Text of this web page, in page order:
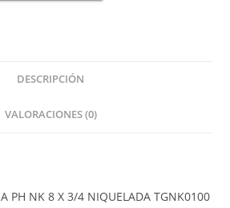
DESCRIPCIÓN
VALORACIONES (0)
PH NK 8 X 3/4 NIQUELADA TGNK0100